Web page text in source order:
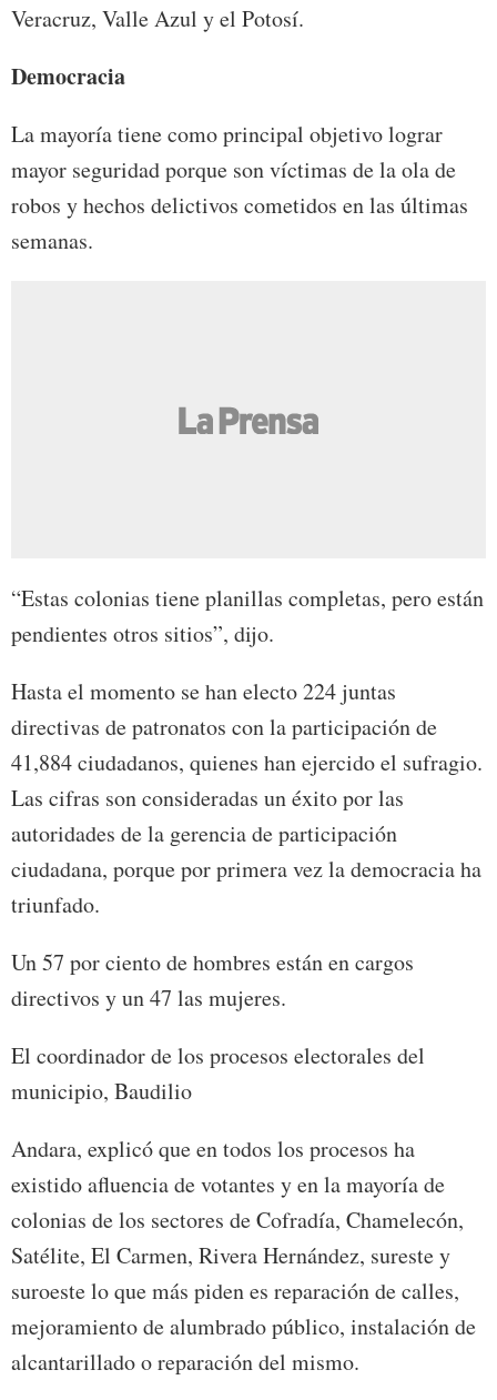
Veracruz, Valle Azul y el Potosí.
Democracia
La mayoría tiene como principal objetivo lograr
mayor seguridad porque son víctimas de la ola de
robos y hechos delictivos cometidos en las últimas
semanas.
“Estas colonias tiene planillas completas, pero están
pendientes otros sitios”, dijo.
Hasta el momento se han electo 224 juntas
directivas de patronatos con la participación de
41,884 ciudadanos, quienes han ejercido el sufragio.
Las cifras son consideradas un éxito por las
autoridades de la gerencia de participación
ciudadana, porque por primera vez la democracia ha
triunfado.
Un 57 por ciento de hombres están en cargos
directivos y un 47 las mujeres.
El coordinador de los procesos electorales del
municipio, Baudilio
Andara, explicó que en todos los procesos ha
existido afluencia de votantes y en la mayoría de
colonias de los sectores de Cofradía, Chamelecón,
Satélite, El Carmen, Rivera Hernández, sureste y
suroeste lo que más piden es reparación de calles,
mejoramiento de alumbrado público, instalación de
alcantarillado o reparación del mismo.